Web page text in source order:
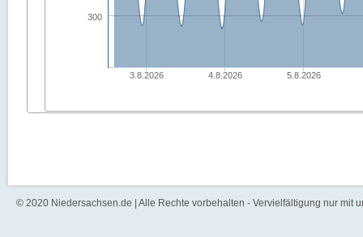
3.8.2026 4.8.2026 5.8.2026
300
© 2020 Niedersachsen.de | Alle Rechte vorbehalten - Vervielfältigung nur mit